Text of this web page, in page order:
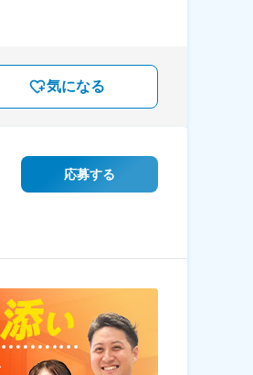
気になる
応募する